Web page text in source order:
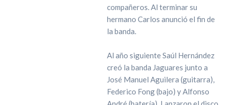
compañeros. Al terminar su
hermano Carlos anunció el fin de
la banda.
Al año siguiente Saúl Hernández
creó la banda Jaguares junto a
José Manuel Aguilera (guitarra),
Federico Fong (bajo) y Alfonso